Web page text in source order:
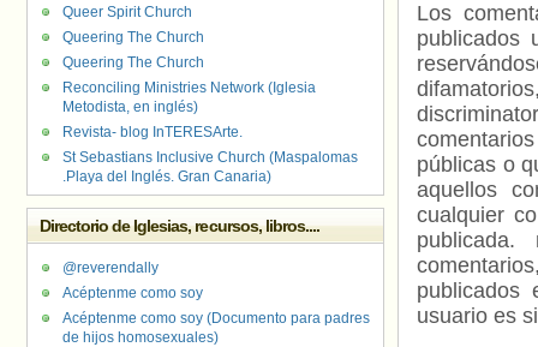
Los
publicados
públicas o
aquellos
cualquier
usuario es
Queer Spirit Church
Queering The Church
Queering The Church
Reconciling Ministries Network (Iglesia
Metodista, en inglés)
Revista- blog InTERESArte.
St Sebastians Inclusive Church (Maspalomas
.Playa del Inglés. Gran Canaria)
Directorio de Iglesias, recursos, libros....
@reverendally
Acéptenme como soy
Acéptenme como soy (Documento para padres
de hijos homosexuales)